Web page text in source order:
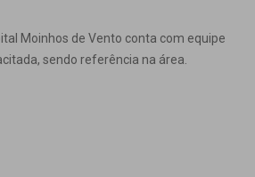
Moinhos de Vento conta com equipe
sendo referência na área.